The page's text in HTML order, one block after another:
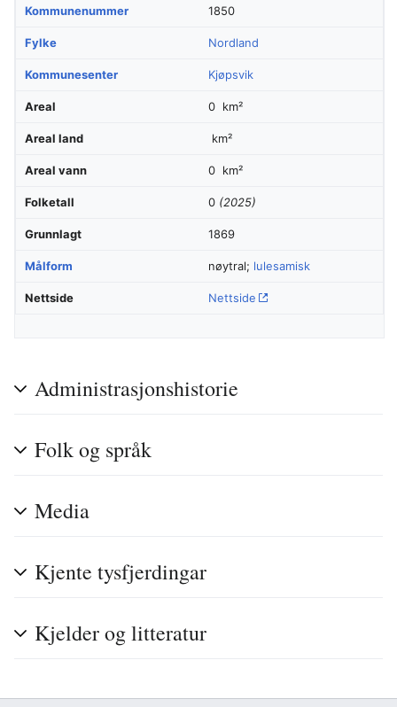
Kommunenummer 1850
Fylke Nordland
Kommunesenter Kjøpsvik
Areal 0 km²
Areal land km²
Areal vann 0 km²
Folketall 0 (2025)
Grunnlagt 1869
Målform nøytral; lulesamisk
Nettside Nettside
Administrasjonshistorie
Folk og språk
Media
Kjente tysfjerdingar
Kjelder og litteratur